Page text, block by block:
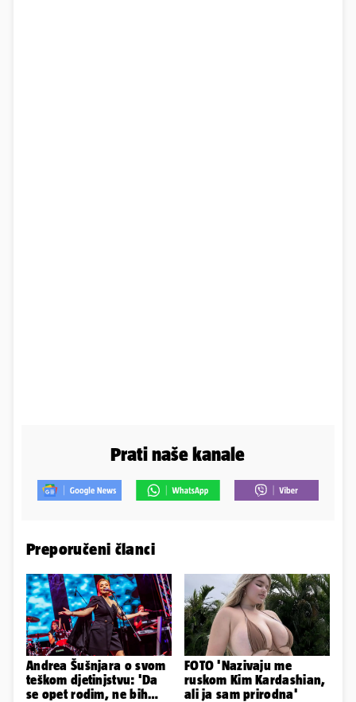
Prati naše kanale
Preporučeni članci
Andrea Šušnjara o svom
teškom djetinjstvu: 'Da
se opet rodim, ne bih
FOTO 'Nazivaju me
ruskom Kim Kardashian,
ali ja sam prirodna'